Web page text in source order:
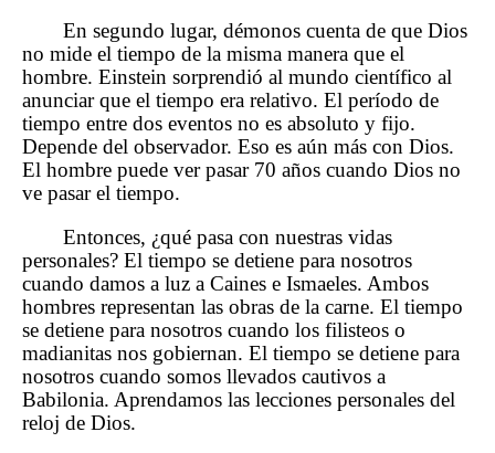
En segundo lugar, démonos cuenta de que Dios
no mide el tiempo de la misma manera que el
hombre. Einstein sorprendió al mundo científico al
anunciar que el tiempo era relativo. El período de
tiempo entre dos eventos no es absoluto y fijo.
Depende del observador. Eso es aún más con Dios.
El hombre puede ver pasar 70 años cuando Dios no
ve pasar el tiempo.
Entonces, ¿qué pasa con nuestras vidas
personales? El tiempo se detiene para nosotros
cuando damos a luz a Caines e Ismaeles. Ambos
hombres representan las obras de la carne. El tiempo
se detiene para nosotros cuando los filisteos o
madianitas nos gobiernan. El tiempo se detiene para
nosotros cuando somos llevados cautivos a
Babilonia. Aprendamos las lecciones personales del
reloj de Dios.